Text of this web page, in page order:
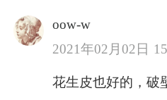
oow-w
2021年02月02日
花生皮也好的，破